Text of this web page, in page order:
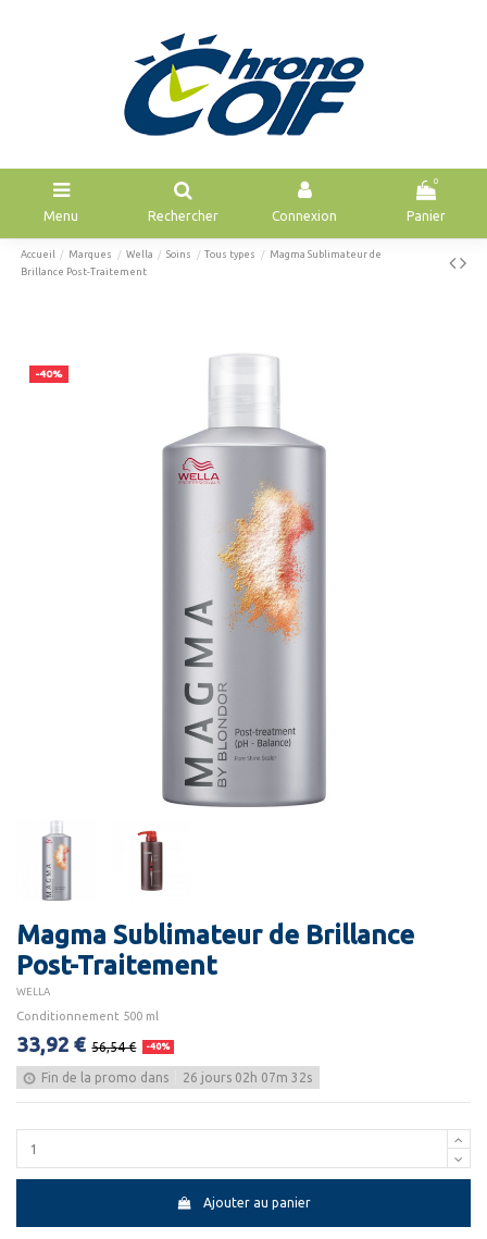
Menu Rechercher Connexion
0
Panier
Accueil Marques Wella Soins Tous types
Magma Sublimateur de
Brillance Post-Traitement
-40%
Magma Sublimateur de Brillance
Post-Traitement
WELLA
Conditionnement 500 ml
33,92 € 56,54 € -40%
Fin de la promo dans 26 jours 02 h 07m 31s
Ajouter au panier